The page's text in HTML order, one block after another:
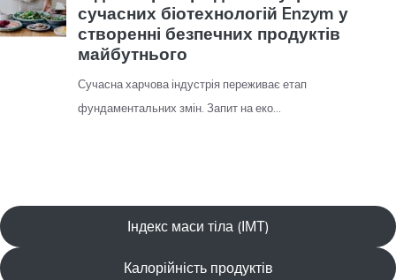
Індекс маси тіла (ІМТ)
Калорійність продуктів